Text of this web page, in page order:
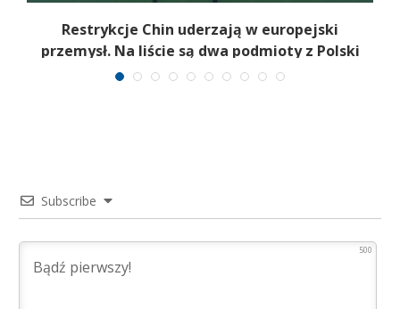
Restrykcje Chin uderzają w europejski
przemysł. Na liście są dwa podmioty z Polski
Subscribe
500